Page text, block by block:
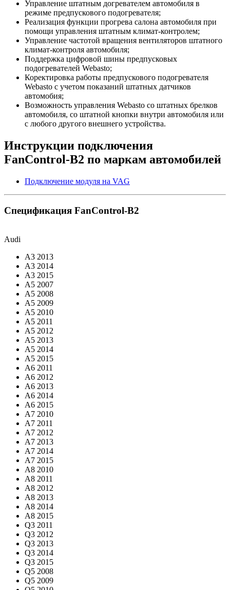
Управление штатным догревателем автомобиля в
режиме предпускового подогревателя;
Реализация функции прогрева салона автомобиля при
помощи управления штатным климат-контролем;
Управление частотой вращения вентиляторов штатного
климат-контроля автомобиля;
Поддержка цифровой шины предпусковых
подогревателей Webasto;
Коректировка работы предпускового подогревателя
Webasto с учетом показаний штатных датчиков
автомобия;
Возможность управления Webasto со штатных брелков
автомобиля, со штатной кнопки внутри автомобиля или
с любого другого внешнего устройства.
Инструкции подключения
FanControl‑B2 по маркам автомобилей
Подключение модуля на VAG
Спецификация FanControl-B2
Audi
A3 2013
A3 2014
A3 2015
A5 2007
A5 2008
A5 2009
A5 2010
A5 2011
A5 2012
A5 2013
A5 2014
A5 2015
A6 2011
A6 2012
A6 2013
A6 2014
A6 2015
A7 2010
A7 2011
A7 2012
A7 2013
A7 2014
A7 2015
A8 2010
A8 2011
A8 2012
A8 2013
A8 2014
A8 2015
Q3 2011
Q3 2012
Q3 2013
Q3 2014
Q3 2015
Q5 2008
Q5 2009